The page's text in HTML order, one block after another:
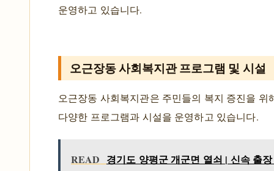
운영하고 있습니다.
오근장동 사회복지관 프로그램 및 시설
오근장동 사회복지관은 주민들의 복지 증진을 위
다양한 프로그램과 시설을 운영하고 있습니다.
READ 경기도 양평군 개군면 열쇠 | 신속 출